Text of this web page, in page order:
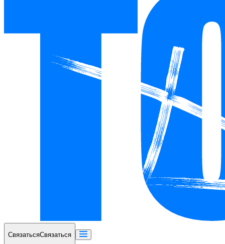
СвязатьсяСвязаться